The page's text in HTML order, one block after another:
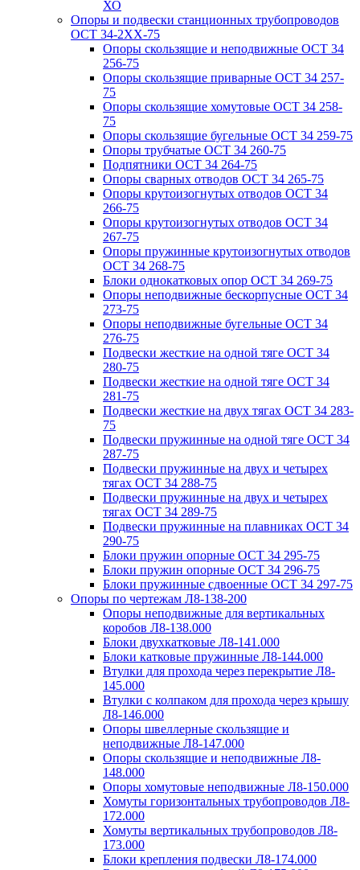
ХО
Опоры и подвески станционных трубопроводов
ОСТ 34-2XX-75
Опоры скользящие и неподвижные ОСТ 34
256-75
Опоры скользящие приварные ОСТ 34 257-
75
Опоры скользящие хомутовые ОСТ 34 258-
75
Опоры скользящие бугельные ОСТ 34 259-75
Опоры трубчатые ОСТ 34 260-75
Подпятники ОСТ 34 264-75
Опоры сварных отводов ОСТ 34 265-75
Опоры крутоизогнутых отводов ОСТ 34
266-75
Опоры крутоизогнутых отводов ОСТ 34
267-75
Опоры пружинные крутоизогнутых отводов
ОСТ 34 268-75
Блоки однокатковых опор ОСТ 34 269-75
Опоры неподвижные бескорпусные ОСТ 34
273-75
Опоры неподвижные бугельные ОСТ 34
276-75
Подвески жесткие на одной тяге ОСТ 34
280-75
Подвески жесткие на одной тяге ОСТ 34
281-75
Подвески жесткие на двух тягах ОСТ 34 283-
75
Подвески пружинные на одной тяге ОСТ 34
287-75
Подвески пружинные на двух и четырех
тягах ОСТ 34 288-75
Подвески пружинные на двух и четырех
тягах ОСТ 34 289-75
Подвески пружинные на плавниках ОСТ 34
290-75
Блоки пружин опорные ОСТ 34 295-75
Блоки пружин опорные ОСТ 34 296-75
Блоки пружинные сдвоенные ОСТ 34 297-75
Опоры по чертежам Л8-138-200
Опоры неподвижные для вертикальных
коробов Л8-138.000
Блоки двухкатковые Л8-141.000
Блоки катковые пружинные Л8-144.000
Втулки для прохода через перекрытие Л8-
145.000
Втулки с колпаком для прохода через крышу
Л8-146.000
Опоры швеллерные скользящие и
неподвижные Л8-147.000
Опоры скользящие и неподвижные Л8-
148.000
Опоры хомутовые неподвижные Л8-150.000
Хомуты горизонтальных трубопроводов Л8-
172.000
Хомуты вертикальных трубопроводов Л8-
173.000
Блоки крепления подвески Л8-174.000